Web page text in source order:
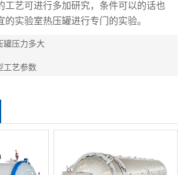
工艺可进行多加研究，条件可以的话也
的实验室热压罐进行专门的实验。
罐压力多大
工艺参数